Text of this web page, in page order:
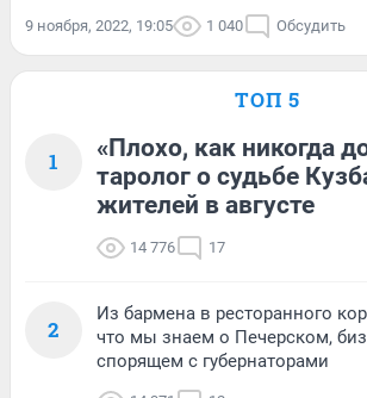
9 ноября, 2022, 19:05 1 040 Обсудить
ТОП 5
1
«Плохо, как никогда
таролог о судьбе
жителей в августе
14 776 17
2
Из бармена в ресторанного
что мы знаем о Печерском,
спорящем с губернаторами